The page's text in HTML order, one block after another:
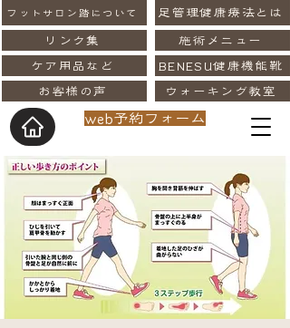
ケア用品など BENESU健康機能靴
施術メニュー
ウォーキング教室
フットサロン踏について 足管理健康療法とは
お客様の声
リンク集
web予約フォーム